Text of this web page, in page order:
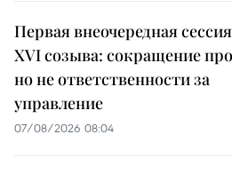
Первая внеочередная
XVI созыва: сокращение
но не ответственности за
управление
07/08/2026 08:04